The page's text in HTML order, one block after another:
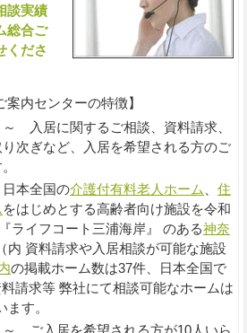
談実績
総合ご
くださ
案内センターの特徴】
入居に関するご相談、資料請求、
次ぎなど、入居を希望される方のご
全国の介護付有料老人ホーム
住
をはじめとする高齢者向け施設を令和
ライフコート三浦海岸』 のある神奈
内 資料請求や入居相談が可能な施設
の掲載ホーム数は37件、日本全国で
請求等 弊社にて相談可能なホームは
す。
ご入居を希望される方が10人いら